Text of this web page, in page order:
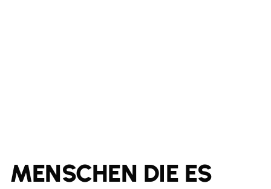
MENSCHEN DIE ES